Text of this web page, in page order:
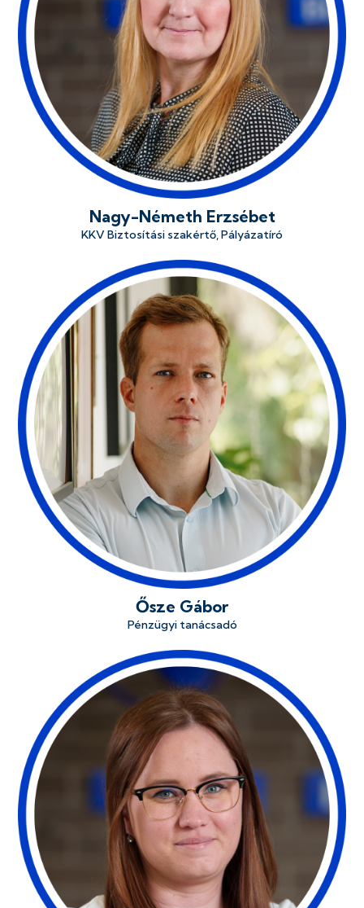
Nagy-Németh Erzsébet
KKV Biztosítási szakértő, Pályázatíró
Ősze Gábor
Pénzügyi tanácsadó